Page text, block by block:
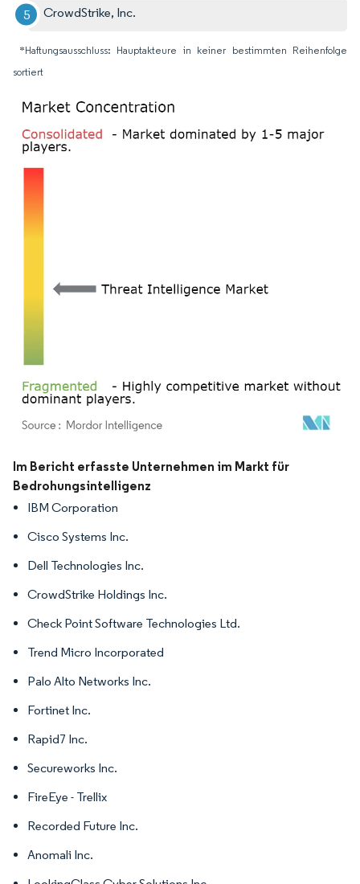
CrowdStrike, Inc.
*Haftungsausschluss: Hauptakteure in keiner bestimmten Reihenfolge
sortiert
Bild © Mordor Intelligence. Wiederverwendung erfordert Namensnennung
Im Bericht erfasste Unternehmen im Markt für
Bedrohungsintelligenz
IBM Corporation
Cisco Systems Inc.
Dell Technologies Inc.
CrowdStrike Holdings Inc.
Check Point Software Technologies Ltd.
Trend Micro Incorporated
Palo Alto Networks Inc.
Fortinet Inc.
Rapid7 Inc.
Secureworks Inc.
FireEye - Trellix
Recorded Future Inc.
Anomali Inc.